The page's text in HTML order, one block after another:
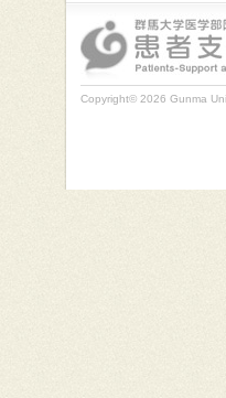
Copyright© 2026 Gunma